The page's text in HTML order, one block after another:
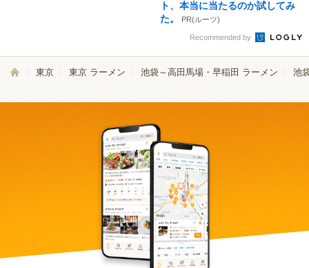
ト、本当に当たるのか試してみ
た。
PR(ルーツ)
Recommended by
東京 東京 ラーメン 池袋～高田馬場・早稲田 ラーメン 池